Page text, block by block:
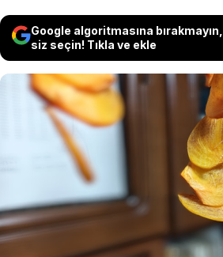
Google algoritmasına
siz seçin! Tıkla ve ekle
Şekersiz, katkısız
olan yeni
Bu meyveden
liraya kadar